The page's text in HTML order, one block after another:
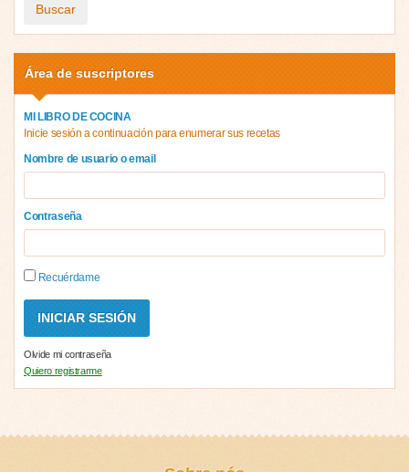
Buscar
Área de suscriptores
MI LIBRO DE COCINA
Inicie sesión a continuación para enumerar sus recetas
Nombre de usuario o email
Contraseña
Recuérdame
Olvide mi contraseña
Quiero registrarme